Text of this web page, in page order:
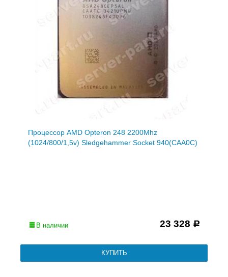
Процессор AMD Opteron 248 2200Mhz
(1024/800/1,5v) Sledgehammer Socket 940(CAA0C)
В наличии 23 328 Р